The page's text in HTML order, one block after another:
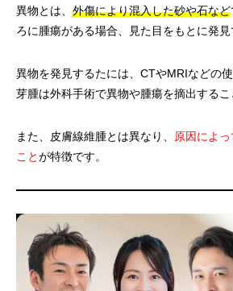
異物とは、 外傷により混入した砂や石など
ろに腫瘍がある場合、見た目をもとに発見
異物を発見するたには、CTやMRIなどの
芽腫は外科手術で異物や腫瘍を摘出するこ
また、皮膚線維腫とは異なり、
原因によ
ことが特徴です。